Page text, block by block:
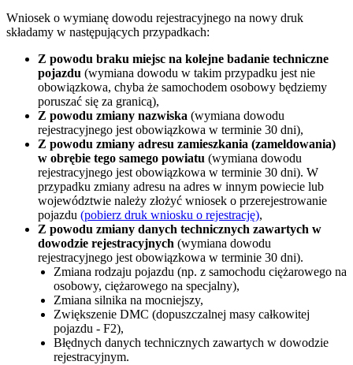
Wniosek o wymianę dowodu rejestracyjnego na nowy druk
składamy w następujących przypadkach:
Z powodu braku miejsc na kolejne badanie techniczne
pojazdu (wymiana dowodu w takim przypadku jest nie
obowiązkowa, chyba że samochodem osobowy będziemy
poruszać się za granicą),
Z powodu zmiany nazwiska (wymiana dowodu
rejestracyjnego jest obowiązkowa w terminie 30 dni),
Z powodu zmiany adresu zamieszkania (zameldowania)
w obrębie tego samego powiatu (wymiana dowodu
rejestracyjnego jest obowiązkowa w terminie 30 dni). W
przypadku zmiany adresu na adres w innym powiecie lub
województwie należy złożyć wniosek o przerejestrowanie
pojazdu (pobierz druk wniosku o rejestrację),
Z powodu zmiany danych technicznych zawartych w
dowodzie rejestracyjnych (wymiana dowodu
rejestracyjnego jest obowiązkowa w terminie 30 dni).
Zmiana rodzaju pojazdu (np. z samochodu ciężarowego na
osobowy, ciężarowego na specjalny),
Zmiana silnika na mocniejszy,
Zwiększenie DMC (dopuszczalnej masy całkowitej
pojazdu - F2),
Błędnych danych technicznych zawartych w dowodzie
rejestracyjnym.